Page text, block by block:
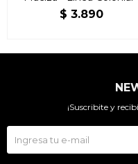
Freijo
$ 3.890
¡Suscribite y